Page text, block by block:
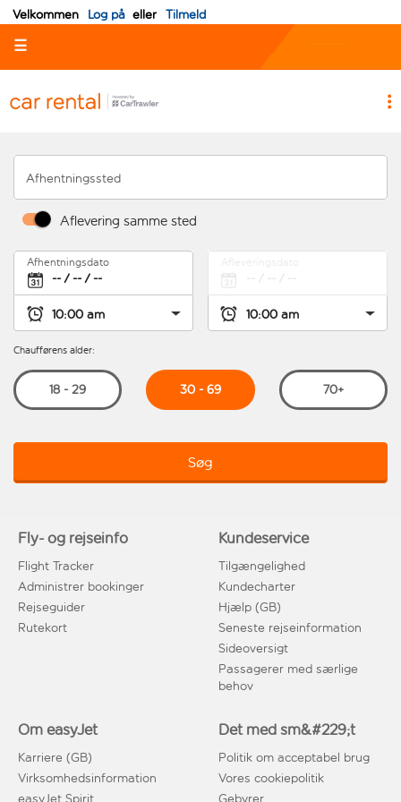
Velkommen Log på eller Tilmeld
☰
Afhentningssted
Aflevering samme sted
Afhentningsdato
Chaufførens alder:
18 - 29 30 - 69 70+
Søg
Fly- og rejseinfo
Flight Tracker
Administrer bookinger
Rejseguider
Rutekort
Kundeservice
Tilgængelighed
Kundecharter
Hjælp (GB)
Seneste rejseinformation
Sideoversigt
Passagerer med særlige
behov
Om easyJet
Karriere (GB)
Virksomhedsinformation
easyJet Spirit
Det med sm&#229;t
Politik om acceptabel brug
Vores cookiepolitik
Gebyrer